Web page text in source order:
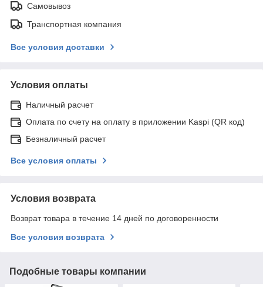
Самовывоз
Транспортная компания
Все условия доставки
Условия оплаты
Наличный расчет
Оплата по счету на оплату в приложении Kaspi (QR код)
Безналичный расчет
Все условия оплаты
Условия возврата
Возврат товара в течение 14 дней по договоренности
Все условия возврата
Подобные товары компании